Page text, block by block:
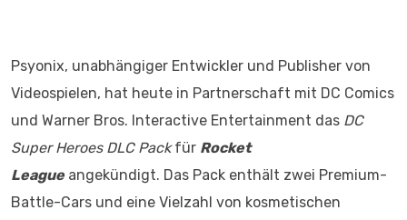
Psyonix, unabhängiger Entwickler und Publisher von
Videospielen, hat heute in Partnerschaft mit DC Comics
und Warner Bros. Interactive Entertainment das DC
Super Heroes DLC Packfür Rocket
Leagueangekündigt. Das Pack enthält zwei Premium-
Battle-Cars und eine Vielzahl von kosmetischen